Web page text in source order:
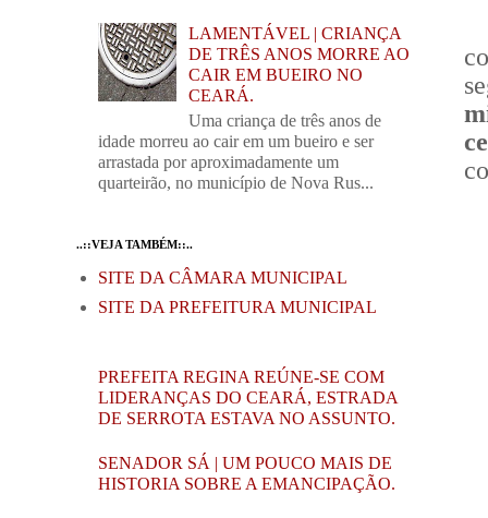
LAMENTÁVEL | CRIANÇA
DE TRÊS ANOS MORRE AO
CAIR EM BUEIRO NO
CEARÁ.
Uma criança de três anos de
idade morreu ao cair em um bueiro e ser
arrastada por aproximadamente um
quarteirão, no município de Nova Rus...
..::VEJA TAMBÉM::..
SITE DA CÂMARA MUNICIPAL
SITE DA PREFEITURA MUNICIPAL
PREFEITA REGINA REÚNE-SE COM
LIDERANÇAS DO CEARÁ, ESTRADA
DE SERROTA ESTAVA NO ASSUNTO.
SENADOR SÁ | UM POUCO MAIS DE
HISTORIA SOBRE A EMANCIPAÇÃO.